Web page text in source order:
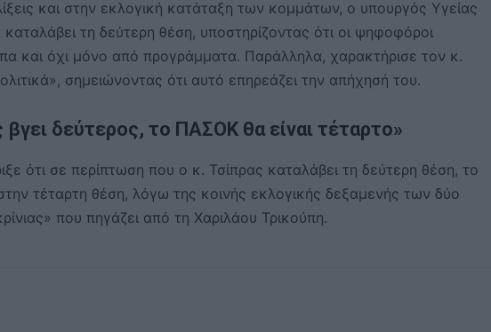
και στην εκλογική κατάταξη των κομμάτων, ο υπουργός Υγείας
καταλάβει τη δεύτερη θέση, υποστηρίζοντας ότι οι ψηφοφόροι
και όχι μόνο από προγράμματα. Παράλληλα, χαρακτήρισε τον κ.
σημειώνοντας ότι αυτό επηρεάζει την απήχησή του.
βγει δεύτερος, το ΠΑΣΟΚ θα είναι τέταρτο»
ότι σε περίπτωση που ο κ. Τσίπρας καταλάβει τη δεύτερη θέση, το
τέταρτη θέση, λόγω της κοινής εκλογικής δεξαμενής των δύο
που πηγάζει από τη Χαριλάου Τρικούπη.